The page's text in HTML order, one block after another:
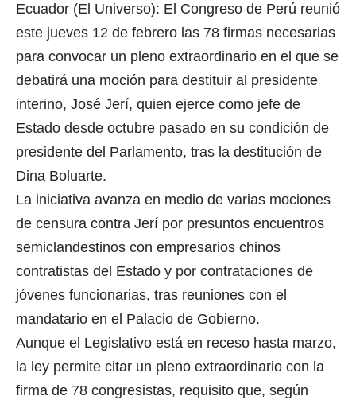
Ecuador (El Universo): El Congreso de Perú reunió
este jueves 12 de febrero las 78 firmas necesarias
para convocar un pleno extraordinario en el que se
debatirá una moción para destituir al presidente
interino, José Jerí, quien ejerce como jefe de
Estado desde octubre pasado en su condición de
presidente del Parlamento, tras la destitución de
Dina Boluarte.
La iniciativa avanza en medio de varias mociones
de censura contra Jerí por presuntos encuentros
semiclandestinos con empresarios chinos
contratistas del Estado y por contrataciones de
jóvenes funcionarias, tras reuniones con el
mandatario en el Palacio de Gobierno.
Aunque el Legislativo está en receso hasta marzo,
la ley permite citar un pleno extraordinario con la
firma de 78 congresistas, requisito que, según